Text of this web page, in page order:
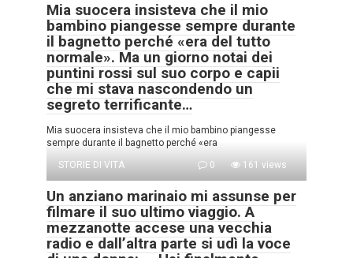
Mia suocera insisteva che il mio
bambino piangesse sempre durante
il bagnetto perché «era del tutto
normale». Ma un giorno notai dei
puntini rossi sul suo corpo e capii
che mi stava nascondendo un
segreto terrificante…
Mia suocera insisteva che il mio bambino piangesse
sempre durante il bagnetto perché «era
STORIE DI VITA
0 161 views
Un anziano marinaio mi assunse per
filmare il suo ultimo viaggio. A
mezzanotte accese una vecchia
radio e dall’altra parte si udì la voce